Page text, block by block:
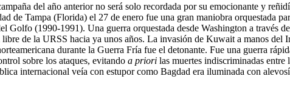
del año anterior no será solo recordada por su emocionante y
de Tampa (Florida) el 27 de enero fue una gran maniobra orquestada
Golfo (1990-1991). Una guerra orquestada desde Washington a través
de la URSS hacia ya unos años. La invasión de Kuwait a manos del
durante la Guerra Fría fue el detonante. Fue una guerra
sobre los ataques, evitando a priori las muertes indiscriminadas
internacional veía con estupor como Bagdad era iluminada con